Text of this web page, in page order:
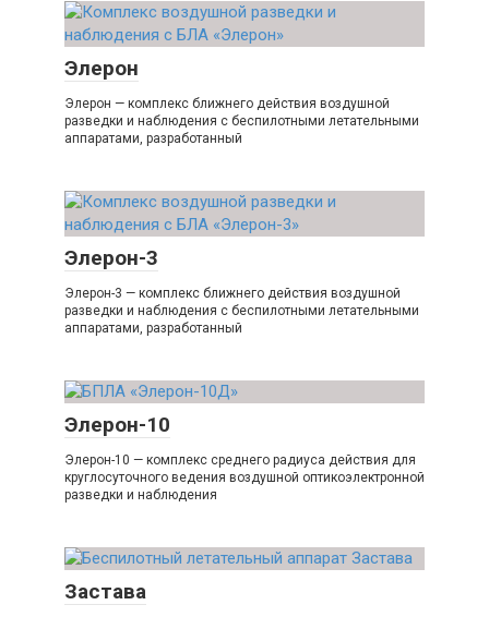
Элерон
Элерон — комплекс ближнего действия воздушной
разведки и наблюдения с беспилотными летательными
аппаратами, разработанный
Элерон-3
Элерон-3 — комплекс ближнего действия воздушной
разведки и наблюдения с беспилотными летательными
аппаратами, разработанный
Элерон-10
Элерон-10 — комплекс среднего радиуса действия для
круглосуточного ведения воздушной оптикоэлектронной
разведки и наблюдения
Застава